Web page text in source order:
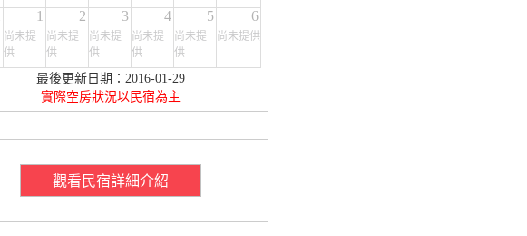
1
尚未提
供
2
尚未提
供
3
尚未提
供
4
尚未提
供
5
尚未提
供
6
尚未提供
最後更新日期：2016-01-29
實際空房狀況以民宿為主
觀看民宿詳細介紹